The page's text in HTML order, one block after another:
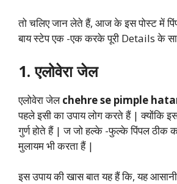
तो चलिए जान लेते हैं, आज के इस पोस्ट में
बाय स्टेप एक -एक करके पूरी Details के
1. एलोवेरा जेल
एलोवेरा जेलchehre se pimple
पहले इसी का उपाय लोग करते हैं | क्योंकि
गुर्ण होते हैं | ज जो हल्के -फुल्के पिंपल ठीक
मुलायम भी करता हैं |
इस उपाय की खास बात यह हैं कि, यह